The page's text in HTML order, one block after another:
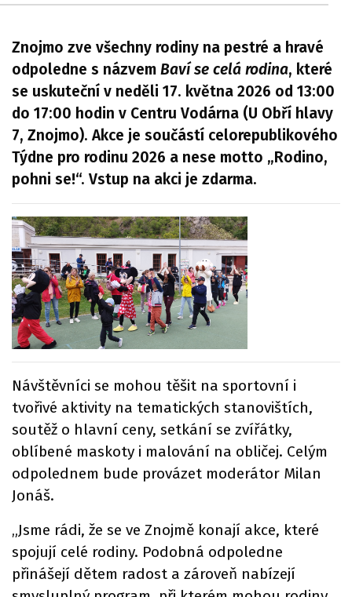
Znojmo zve všechny rodiny na pestré a hravé
odpoledne s názvem Baví se celá rodina, které
se uskuteční v neděli 17. května 2026 od 13:00
do 17:00 hodin v Centru Vodárna (U Obří hlavy
7, Znojmo). Akce je součástí celorepublikového
Týdne pro rodinu 2026 a nese motto „Rodino,
pohni se!“. Vstup na akci je zdarma.
Návštěvníci se mohou těšit na sportovní i
tvořivé aktivity na tematických stanovištích,
soutěž o hlavní ceny, setkání se zvířátky,
oblíbené maskoty i malování na obličej. Celým
odpolednem bude provázet moderátor Milan
Jonáš.
„Jsme rádi, že se ve Znojmě konají akce, které
spojují celé rodiny. Podobná odpoledne
přinášejí dětem radost a zároveň nabízejí